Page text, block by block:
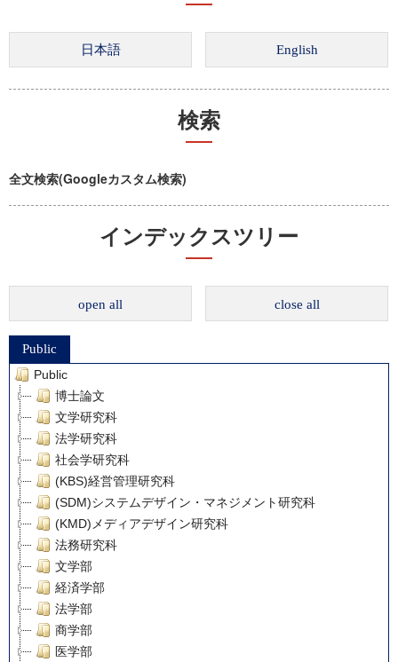
検索
全文検索(Googleカスタム検索)
インデックスツリー
open all close all
Public
Public
博士論文
文学研究科
法学研究科
社会学研究科
(KBS)経営管理研究科
(SDM)システムデザイン・マネジメント研究科
(KMD)メディアデザイン研究科
法務研究科
文学部
経済学部
法学部
商学部
医学部